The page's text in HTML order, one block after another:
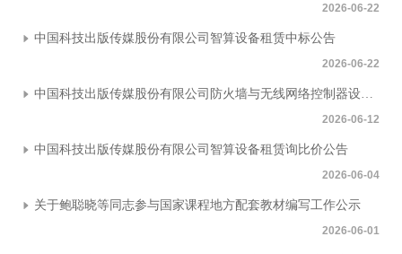
2026-06-22
中国科技出版传媒股份有限公司智算设备租赁中标公告
2026-06-22
2026-06-12
中国科技出版传媒股份有限公司智算设备租赁询比价公告
2026-06-04
关于鲍聪晓等同志参与国家课程地方配套教材编写工作公示
2026-06-01